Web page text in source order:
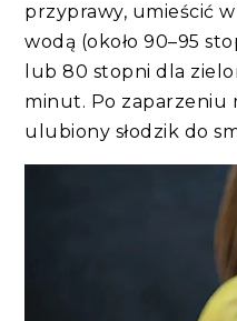
przyprawy, umieścić
wodą (około 90–95
lub 80 stopni dla
minut. Po zaparzeniu
ulubiony słodzik do